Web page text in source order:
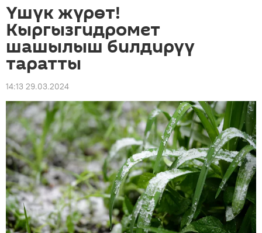
Үшүк жүрөт!
Кыргызгидромет
шашылыш билдирүү
таратты
14:13 29.03.2024